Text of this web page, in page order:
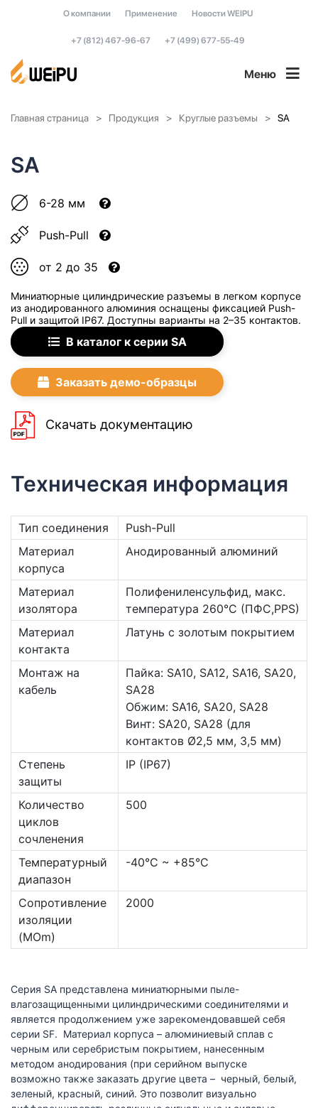
О компании Применение Новости WEIPU
+7 (812) 467-96-67 +7 (499) 677-55-49
Меню
Главная страница Продукция Круглые разъемы SA
SA
6-28 мм
Push-Pull
от 2 до 35
Миниатюрные цилиндрические разъемы в легком корпусе
из анодированного алюминия оснащены фиксацией Push-
Pull и защитой IP67. Доступны варианты на 2–35 контактов.
В каталог к серии SA
Заказать демо-образцы
Скачать документацию
Техническая информация
Тип соединения
Push-Pull
Материал
корпуса
Анодированный алюминий
Материал
изолятора
Полифениленсульфид, макс.
температура 260°C (ПФС,PPS)
Материал
контакта
Латунь с золотым покрытием
Монтаж на
кабель
Пайка: SA10, SA12, SA16, SA20,
SA28
Обжим: SA16, SA20, SA28
Винт: SA20, SA28 (для
контактов Ø2,5 мм, 3,5 мм)
Степень
защиты
IP (IP67)
Количество
циклов
сочленения
500
Температурный
диапазон
-40°C ~ +85°C
Сопротивление
изоляции
(MOm)
2000
Серия SA представлена миниатюрными пыле-
влагозащищенными цилиндрическими соединителями и
является продолжением уже зарекомендовавшей себя
серии SF. Материал корпуса – алюминиевый сплав с
черным или серебристым покрытием, нанесенным
методом анодирования (при серийном выпуске
возможно также заказать другие цвета – черный, белый,
зеленый, красный, синий. Это позволит визуально